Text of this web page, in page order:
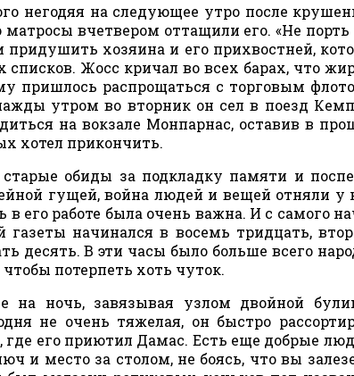
негодяя на следующее утро после
вчетвером оттащили его. «Не порть
хозяина и его прихвостней,
Жосс кричал во всех барах, что
пришлось распрощаться с торговым
утром во вторник он сел в поезд
на вокзале Монпарнас, оставив в
хотел прикончить.
обиды за подкладку памяти и
гущей, война людей и вещей отняли у
его работе была очень важна. И с самого
начинался в восемь тридцать,
десять. В эти часы было больше всего
потерпеть хоть чуток.
на ночь, завязывая узлом двойной
не очень тяжелая, он быстро
его приютил Дамас. Есть еще добрые
и место за столом, не боясь, что вы